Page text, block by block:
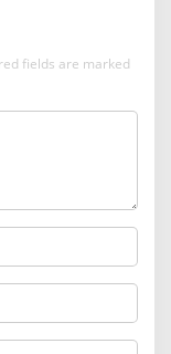
fields are marked